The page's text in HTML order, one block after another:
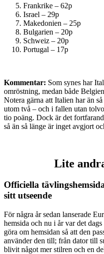
Frankrike – 62p
Israel – 29p
Makedonien – 25p
Bulgarien – 20p
Schweiz – 20p
Portugal – 17p
Kommentar: Som synes har
omröstning, medan både
Notera gärna att Italien har än
utom två – och i fallen utan
tio poäng. Dock är det
så än så länge är inget avgjort
Lite
Officiella
sitt utseende
För några år sedan lanserade
hemsida och nu i år var det
göra om hemsidan så att den
använder den till; från dator till
blivit något mer stilren och en